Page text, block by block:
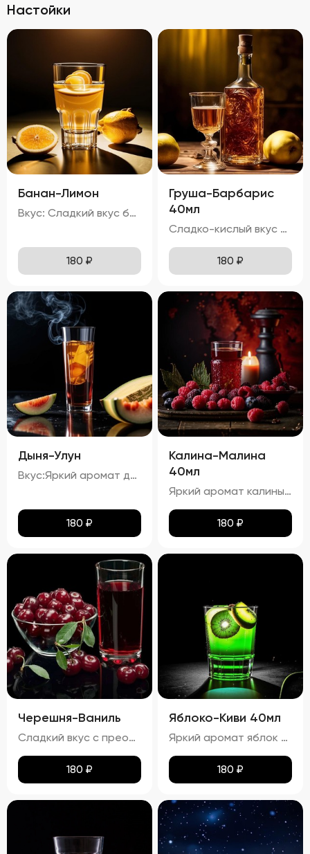
Настойки
Банан-Лимон
Вкус: Сладкий вкус банана с легкой кислинкой лимона, молочный оттенок и характерный привкус водки. Запах: Аромат банана и лимона с нотками молока и алкоголя. 20%
180 ₽
Груша-Барбарис
40мл
Сладко-кислый вкус с преобладанием ноток груши и барбариса, с легкой горчинкой черного чая и карамельным оттенком тростникового сахара. Запах: Яркий аромат груши и барбариса с тонкими нотками черного чая. процент спирта в настойке "Груша-Барбарис" составляет приблизительно 29,74%.
180 ₽
Дыня-Улун
Вкус:Яркий аромат дыни с оттенками зеленого чая. процент спирта в настойке "Дыня-Улун" составляет приблизительно 34,67%.
180 ₽
Калина-Малина
40мл
Яркий аромат калины и малины с тонкими нотками карамели. процент спирта в настойке "Калина-Малина" составляет приблизительно 23,54%.
180 ₽
Черешня-Ваниль
Сладкий вкус с преобладанием ноток черешни и ванили, с легким оттенком тростникового сахара. Запах: Яркий аромат черешни и ванили с тонкими нотками сладости.
180 ₽
Яблоко-Киви 40мл
Яркий аромат яблок и киви с тонкими нотками сладости. процент спирта в настойке "Яблоко-Киви" составляет приблизительно 24,22%
180 ₽